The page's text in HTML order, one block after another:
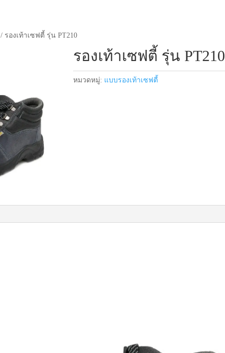
/ รองเท้าเซฟตี้ รุ่น PT210
รองเท้าเซฟตี้ รุ่น PT210
หมวดหมู่: แบบรองเท้าเซฟตี้